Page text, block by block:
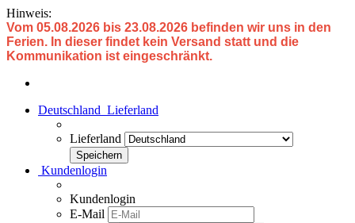
Hinweis:
Vom 05.08.2026 bis 23.08.2026 befinden wir uns in den
Ferien. In dieser findet kein Versand statt und die
Kommunikation ist eingeschränkt.
Deutschland Lieferland
Lieferland
Kundenlogin
Kundenlogin
E-Mail